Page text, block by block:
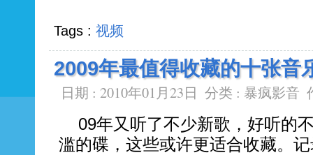
Tags : 视频
2009年最值得收藏的十张音
日期 : 2010年01月23日 分类 : 暴疯影音
09年又听了不少新歌，好听的
滥的碟，这些或许更适合收藏。